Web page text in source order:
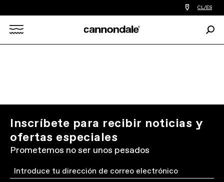
Encontrar
tiedas
bicicletas
de
CL/ES
Inscríbete para recibir noticias y
ofertas especiales
Prometemos no ser unos pesados
Email